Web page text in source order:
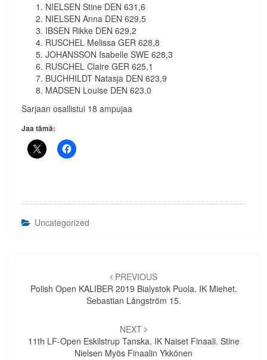
NIELSEN Stine DEN 631,6
NIELSEN Anna DEN 629,5
IBSEN Rikke DEN 629,2
RUSCHEL Melissa GER 628,8
JOHANSSON Isabelle SWE 628,3
RUSCHEL Claire GER 625,1
BUCHHILDT Natasja DEN 623,9
MADSEN Louise DEN 623,0
Sarjaan osallistui 18 ampujaa
Jaa tämä:
Uncategorized
selaus
PREVIOUS
Polish Open KALIBER 2019 Bialystok Puola. IK Miehet.
Sebastian Långström 15.
NEXT
11th LF-Open Eskilstrup Tanska. IK Naiset Finaali. Stine
Nielsen Myös Finaalin Ykkönen